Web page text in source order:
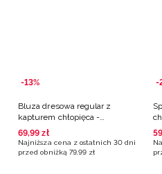
-13%
Bluza dresowa regular z
kapturem chłopięca -
granatowa
69,99 zł
Najniższa cena z ostatnich 30 dni
przed obniżką 79,99 zł
-
59